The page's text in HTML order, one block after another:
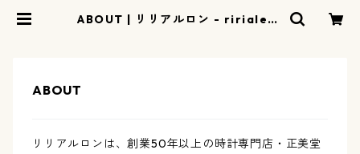
ABOUT | リリアルロン - ririalero
ABOUT
リリアルロンは、創業50年以上の時計専門店・正美堂